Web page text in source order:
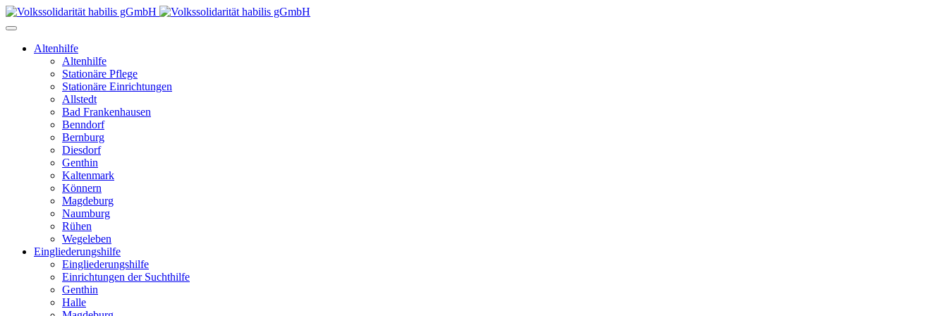
Altenhilfe
Altenhilfe
Stationäre Pflege
Stationäre Einrichtungen
Allstedt
Bad Frankenhausen
Benndorf
Bernburg
Diesdorf
Genthin
Kaltenmark
Könnern
Magdeburg
Naumburg
Rühen
Wegeleben
Eingliederungshilfe
Eingliederungshilfe
Einrichtungen der Suchthilfe
Genthin
Halle